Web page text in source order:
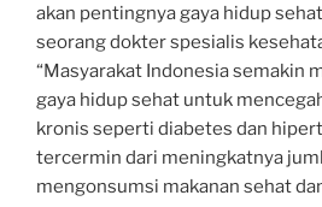
akan pentingnya gaya hidup
seorang dokter spesialis
“Masyarakat Indonesia semakin
gaya hidup sehat untuk
kronis seperti diabetes dan
tercermin dari meningkatnya
mengonsumsi makanan sehat